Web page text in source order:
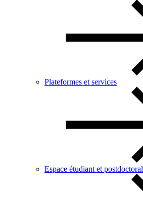
Plateformes et services
Espace étudiant et postdoctoral